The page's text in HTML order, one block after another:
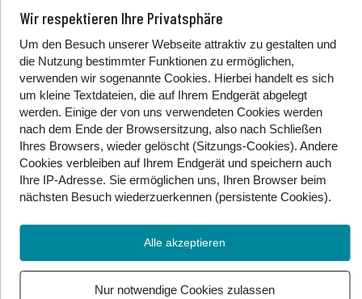
Wer war St. Valentin?
Valentin von Terni
Römer, der ungefähr zwischen 226 und 269 im
heutigen Italien gelebt hat. Damals war der christliche
Glauben im römischen Reich verboten. Valentin war
ein bekannter Prediger. Er wurde immer wieder dafür
verhaftet, bis er dafür zu einem persönlichen
Gespräch mit Kaiser Claudius II eingeladen war. Der
Kaiser war von seinem Glauben nicht überzeugt und
hat Valentin zum Tode verurteilt. Am 14. Februar 269
wurde er hingerichtet. Hunderte Jahre später wurde er
zum Heiligen erklärt.
es dazu, dass wir den Tag von einem
hingerichteten Heiligen mit der Liebe verbinden? Es
gibt viele Legenden rund um St. Valentin, z. B. dass er
heimliche Hochzeiten für Christen durchgeführt hat.
Wir respektieren Ihre Privatsphäre
Um den Besuch unserer Webseite attraktiv zu gestalten und
die Nutzung bestimmter Funktionen zu ermöglichen,
verwenden wir sogenannte Cookies. Hierbei handelt es sich
um kleine Textdateien, die auf Ihrem Endgerät abgelegt
werden. Einige der von uns verwendeten Cookies werden
nach dem Ende der Browsersitzung, also nach Schließen
Ihres Browsers, wieder gelöscht (Sitzungs-Cookies). Andere
Cookies verbleiben auf Ihrem Endgerät und speichern auch
Ihre IP-Adresse. Sie ermöglichen uns, Ihren Browser beim
nächsten Besuch wiederzuerkennen (persistente Cookies).
Alle akzeptieren
Nur notwendige Cookies zulassen